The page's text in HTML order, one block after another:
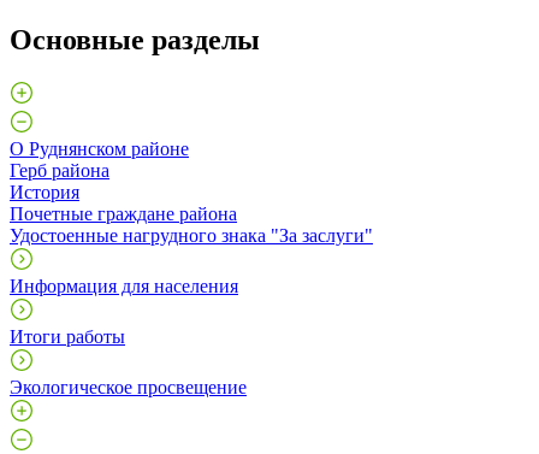
Основные разделы
О Руднянском районе
Герб района
История
Почетные граждане района
Удостоенные нагрудного знака "За заслуги"
Информация для населения
Итоги работы
Экологическое просвещение